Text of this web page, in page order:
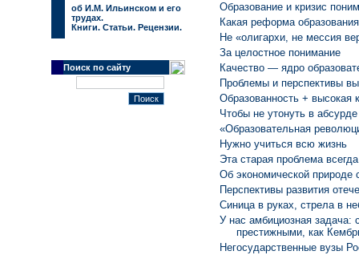
об И.М. Ильинском и его
трудах.
Книги. Статьи. Рецензии.
Поиск по сайту
Образование и кризис
Какая реформа
Не «олигархи, не мессия
За целостное понимание
Качество — ядро
Проблемы и перспективы
Образованность + высокая
Чтобы не утонуть в абсурде
«Образовательная
Нужно учиться всю жизнь
Эта старая проблема
Об экономической природе
Перспективы развития
Синица в руках, стрела в
У нас амбициозная задача:
престижными, как
Негосударственные вузы